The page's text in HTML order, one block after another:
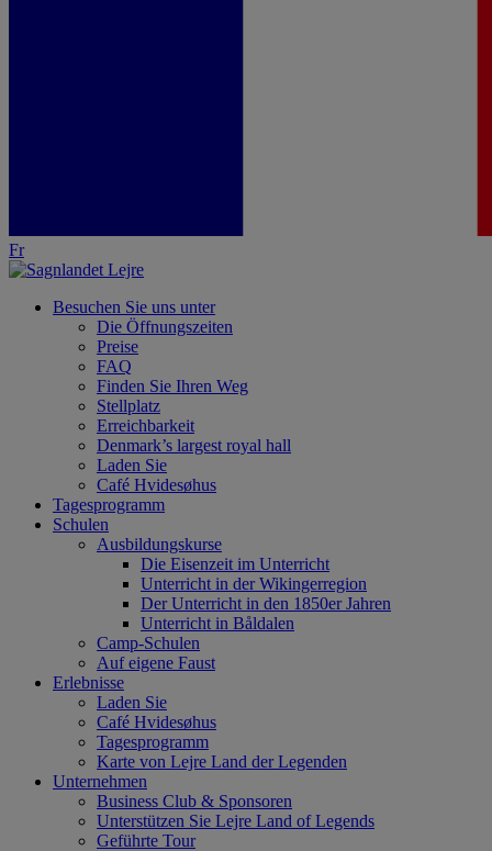
Fr
Besuchen Sie uns unter
Die Öffnungszeiten
Preise
FAQ
Finden Sie Ihren Weg
Stellplatz
Erreichbarkeit
Denmark’s largest royal hall
Laden Sie
Café Hvidesøhus
Tagesprogramm
Schulen
Ausbildungskurse
Die Eisenzeit im Unterricht
Unterricht in der Wikingerregion
Der Unterricht in den 1850er Jahren
Unterricht in Båldalen
Camp-Schulen
Auf eigene Faust
Erlebnisse
Laden Sie
Café Hvidesøhus
Tagesprogramm
Karte von Lejre Land der Legenden
Unternehmen
Business Club & Sponsoren
Unterstützen Sie Lejre Land of Legends
Geführte Tour